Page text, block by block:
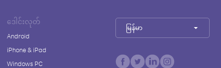
ဒေါင်းလုတ်
Android
iPhone & iPad
Windows PC
မြန်မာ